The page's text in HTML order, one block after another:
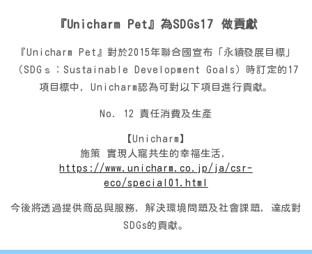
『Unicharm Pet』 為SDGs17 做貢獻
『Unicharm Pet』對於2015年聯合國宣布「永續發展目標」
（SDGｓ：Sustainable Development Goals）時訂定的17
項目標中，Unicharm認為可對以下項目進行貢獻。
No. 12 責任消費及生產
【Unicharm】
施策 實現人寵共生的幸福生活，
https://www.unicharm.co.jp/ja/csr-
eco/special01.html
今後將透過提供商品與服務，解決環境問題及社會課題，達成對
SDGs的貢獻。